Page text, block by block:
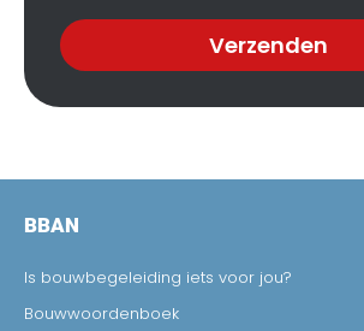
Verzenden
BBAN
Is bouwbegeleiding iets voor jou?
Bouwwoordenboek